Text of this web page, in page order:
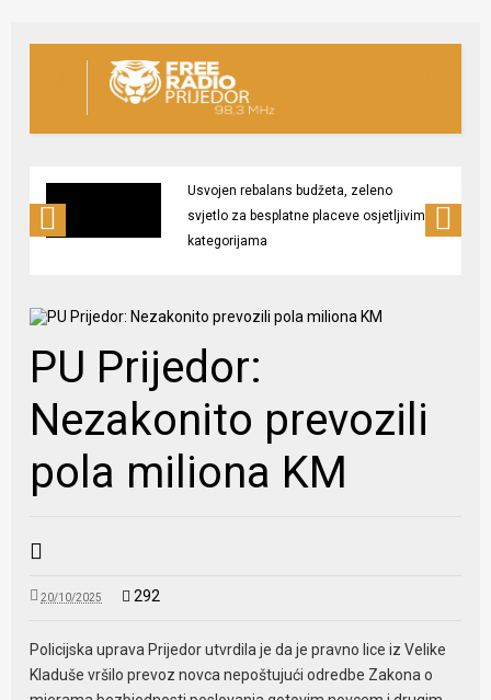
Usvojen rebalans budžeta, zeleno
svjetlo za besplatne placeve osjetljivim
kategorijama
PU Prijedor:
Nezakonito prevozili
pola miliona KM
20/10/2025 292
Policijska uprava Prijedor utvrdila je da je pravno lice iz Velike
Kladuše vršilo prevoz novca nepoštujući odredbe Zakona o